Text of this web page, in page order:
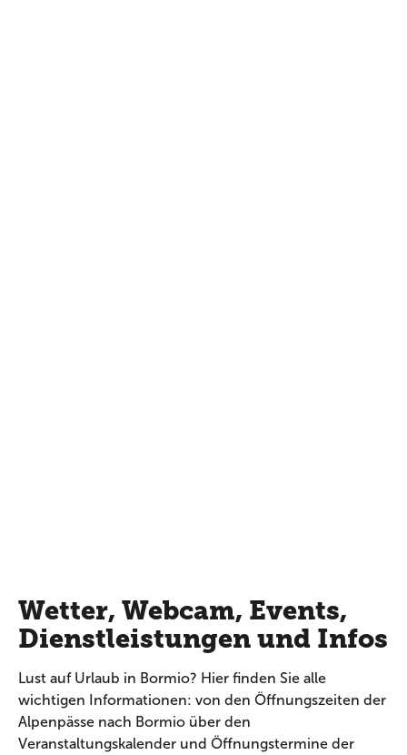
Wetter, Webcam, Events,
Dienstleistungen und Infos
Lust auf Urlaub in Bormio? Hier finden Sie alle
wichtigen Informationen: von den Öffnungszeiten der
Alpenpässe nach Bormio über den
Veranstaltungskalender und Öffnungstermine der